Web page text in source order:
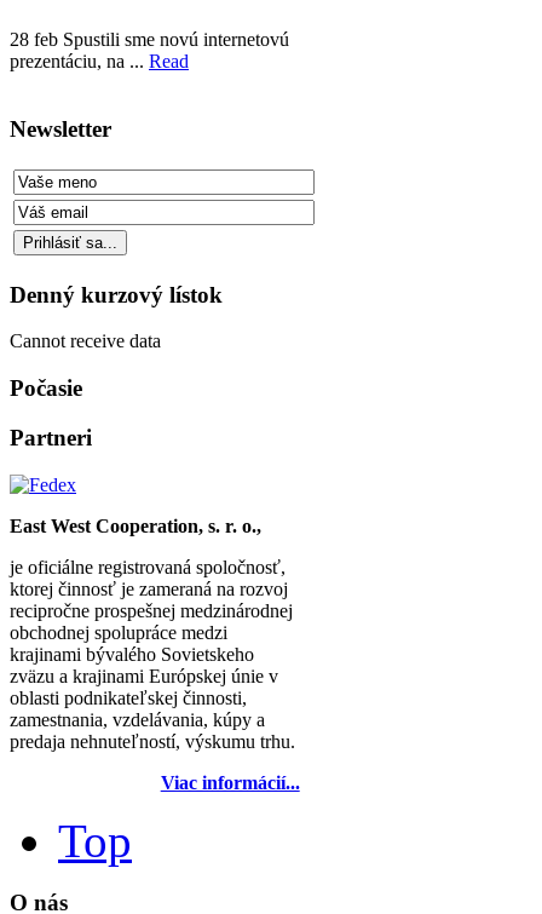
28 feb Spustili sme novú internetovú
prezentáciu, na ... Read
Newsletter
Denný kurzový lístok
Cannot receive data
Počasie
Partneri
East West Cooperation, s. r. o.,
je oficiálne registrovaná spoločnosť,
ktorej činnosť je zameraná na rozvoj
recipročne prospešnej medzinárodnej
obchodnej spolupráce medzi
krajinami bývalého Sovietskeho
zväzu a krajinami Európskej únie v
oblasti podnikateľskej činnosti,
zamestnania, vzdelávania, kúpy a
predaja nehnuteľností, výskumu trhu.
Viac informácií...
Top
O nás